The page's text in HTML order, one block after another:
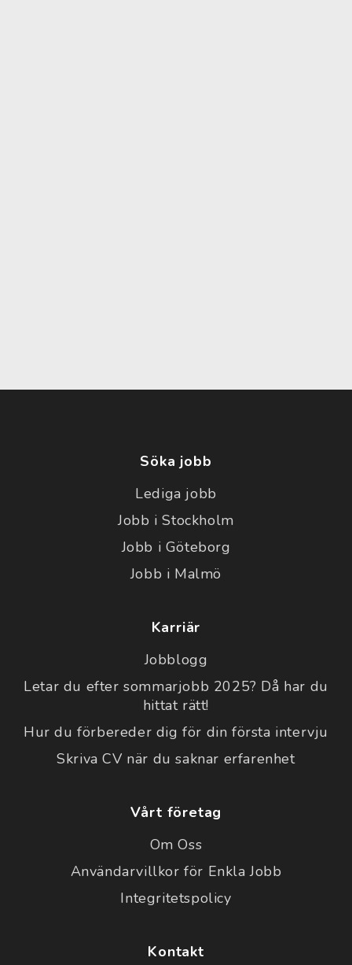
Söka jobb
Lediga jobb
Jobb i Stockholm
Jobb i Göteborg
Jobb i Malmö
Karriär
Jobblogg
Letar du efter sommarjobb 2025? Då har du
hittat rätt!
Hur du förbereder dig för din första intervju
Skriva CV när du saknar erfarenhet
Vårt företag
Om Oss
Användarvillkor för Enkla Jobb
Integritetspolicy
Kontakt